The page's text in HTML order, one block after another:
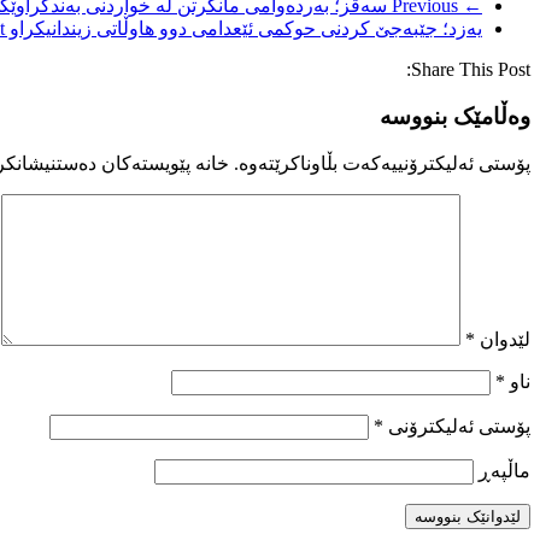
← Previous
سەقز؛ بەردەوامی مانگرتن لە خواردنی
یەزد؛ جێبەجێ کردنی حوکمی ئێعدامی دوو هاوڵاتی زیندانیکراو
Share This Post:
وەڵامێک بنووسە
پۆستی ئەلیکترۆنییەکەت بڵاوناکرێتەوە. خانە پێویستەکان
لێدوان *
ناو *
پۆستی ئەلیکترۆنی *
ماڵپه‌ڕ